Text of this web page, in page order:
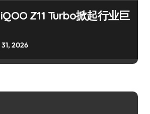
Z11 Turbo掀起行业巨
31, 2026